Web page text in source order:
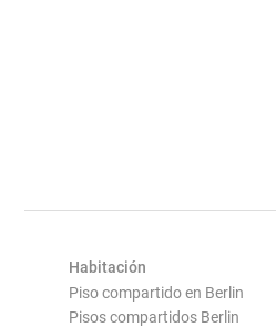
Habitación
Piso compartido en Berlin
Pisos compartidos Berlin